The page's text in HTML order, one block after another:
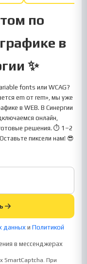
по
в
✨
fonts или WCAG?
em от rem», мы уже
в WEB. В Синергии
онлайн,
решения. ⏱ 1–2
пиксели нам! 😎
данных и Политикой
в мессенджерах
SmartCaptcha. При